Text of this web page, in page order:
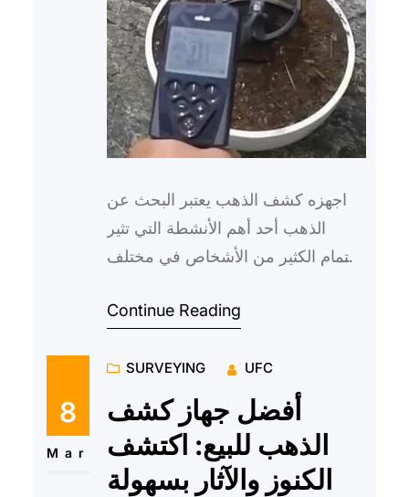
اجهزه كشف الذهب يعتبر البحث عن
الذهب أحد أهم الأنشطة التي تثير
اهتمام الكثير من الأشخاص في مختلف
Continue Reading
8
Mar
SURVEYING UFC
أفضل جهاز كشف
الذهب للبيع: اكتشف
الكنوز والآثار بسهولة